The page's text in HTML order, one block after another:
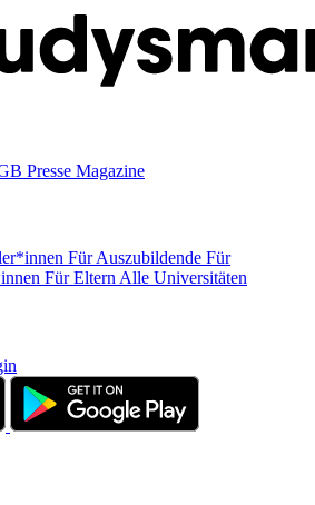
Presse Magazine
Für Auszubildende Für
Für Eltern Alle Universitäten